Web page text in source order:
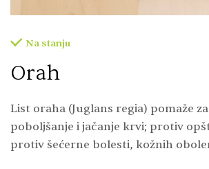
Na stanju
Orah
List oraha (Juglans regia) pomaže
poboljšanje i jačanje krvi; protiv
protiv šećerne bolesti, kožnih